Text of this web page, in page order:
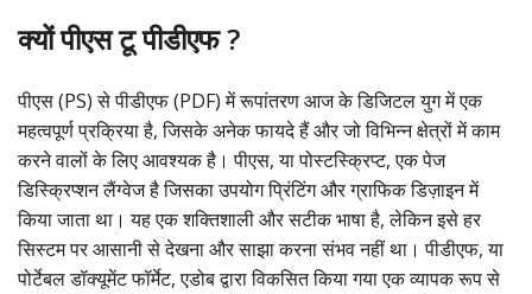
क्यों पीएस टू पीडीएफ ?
पीएस (PS) से पीडीएफ (PDF) में रूपांतरण आज के डिजिटल युग में एक
महत्वपूर्ण प्रक्रिया है, जिसके अनेक फायदे हैं और जो विभिन्न क्षेत्रों में काम
करने वालों के लिए आवश्यक है। पीएस, या पोस्टस्क्रिप्ट, एक पेज
डिस्क्रिप्शन लैंग्वेज है जिसका उपयोग प्रिंटिंग और ग्राफिक डिज़ाइन में
किया जाता था। यह एक शक्तिशाली और सटीक भाषा है, लेकिन इसे हर
सिस्टम पर आसानी से देखना और साझा करना संभव नहीं था। पीडीएफ, या
पोर्टेबल डॉक्यूमेंट फॉर्मेट, एडोब द्वारा विकसित किया गया एक व्यापक रूप से